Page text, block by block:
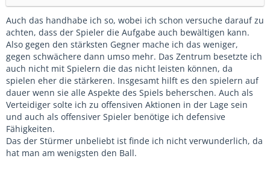
Auch das handhabe ich so, wobei ich schon versuche darauf zu
achten, dass der Spieler die Aufgabe auch bewältigen kann.
Also gegen den stärksten Gegner mache ich das weniger,
gegen schwächere dann umso mehr. Das Zentrum besetzte ich
auch nicht mit Spielern die das nicht leisten können, da
spielen eher die stärkeren. Insgesamt hilft es den spielern auf
dauer wenn sie alle Aspekte des Spiels beherschen. Auch als
Verteidiger solte ich zu offensiven Aktionen in der Lage sein
und auch als offensiver Spieler benötige ich defensive
Fähigkeiten.
Das der Stürmer unbeliebt ist finde ich nicht verwunderlich, da
hat man am wenigsten den Ball.